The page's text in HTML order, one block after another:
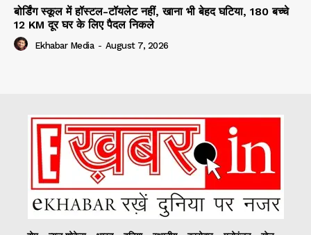
बोर्डिंग स्कूल में हॉस्टल-टॉयलेट नहीं, खाना भी बेहद घटिया, 180 बच्चे
12 KM दूर घर के लिए पैदल निकले
Ekhabar Media - August 7, 2026